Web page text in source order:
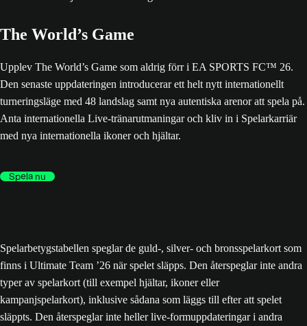
The World’s Game
Upplev The World’s Game som aldrig förr i EA SPORTS FC™ 26.
Den senaste uppdateringen introducerar ett helt nytt internationellt
turneringsläge med 48 landslag samt nya autentiska arenor att spela på.
Anta internationella Live-tränarutmaningar och kliv in i Spelarkarriär
med nya internationella ikoner och hjältar.
Spela nu
Spelarbetygstabellen speglar de guld-, silver- och bronsspelarkort som
finns i Ultimate Team ’26 när spelet släpps. Den återspeglar inte andra
typer av spelarkort (till exempel hjältar, ikoner eller
kampanjspelarkort), inklusive sådana som läggs till efter att spelet
släppts. Den återspeglar inte heller live-formuppdateringar i andra